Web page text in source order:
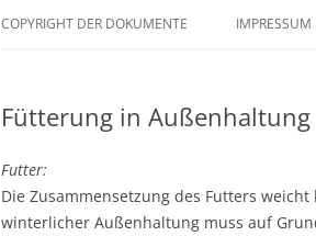
GESUNDHEITSKONTROLLE VERHALTEN
NASE,
HAARKLEID &
FÜTTERUNG
STALLHYGIENE REINIGUNG
GRUPPEN-
KASTRATION
COPYRIGHT DER DOKUMENTE IMPRESSUM
Fütterung in Außenhaltung
Futter:
Die Zusammensetzung des Futters
winterlicher Außenhaltung muss auf